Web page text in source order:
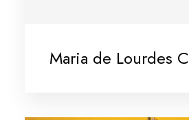
Maria de Lourdes